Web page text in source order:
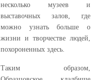
несколько музеев и
выставочных залов, где
можно узнать больше о
жизни и творчестве людей,
похороненных здесь.
Таким образом,